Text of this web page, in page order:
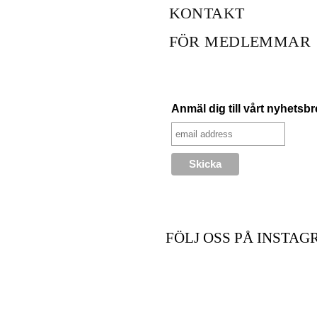
KONTAKT
FÖR MEDLEMMAR
Anmäl dig till vårt
FÖLJ OSS PÅ